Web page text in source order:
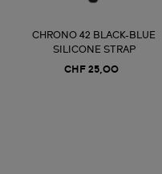
CHRONO 42 BLACK-BLUE
SILICONE STRAP
CHF 25,00